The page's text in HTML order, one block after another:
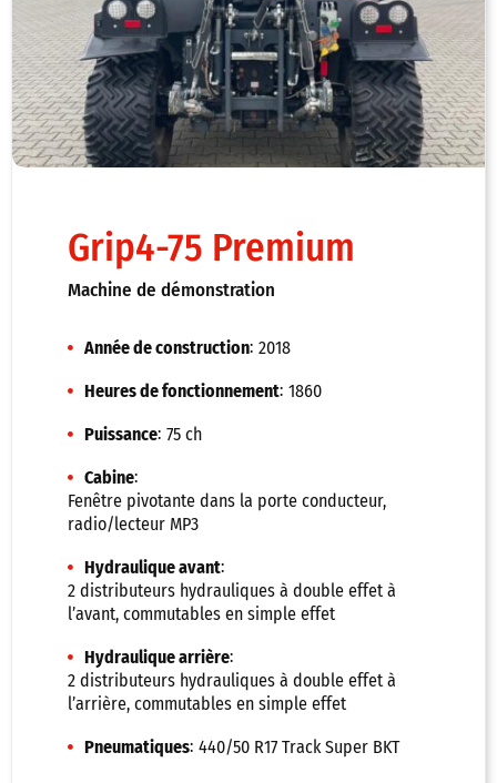
Grip4-75 Premium
Machine de démonstration
Année de construction: 2018
Heures de fonctionnement: 1860
Puissance: 75 ch
Cabine:
Fenêtre pivotante dans la porte conducteur,
radio/lecteur MP3
Hydraulique avant:
2 distributeurs hydrauliques à double effet à
l’avant, commutables en simple effet
Hydraulique arrière:
2 distributeurs hydrauliques à double effet à
l’arrière, commutables en simple effet
Pneumatiques: 440/50 R17 Track Super BKT